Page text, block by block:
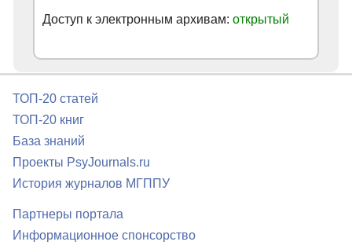
Доступ к электронным архивам: открытый
ТОП-20 статей
ТОП-20 книг
База знаний
Проекты PsyJournals.ru
История журналов МГППУ
Партнеры портала
Информационное спонсорство